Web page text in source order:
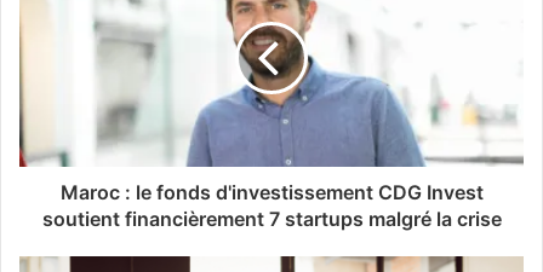
Maroc : le fonds d'investissement CDG Invest
soutient financièrement 7 startups malgré la crise